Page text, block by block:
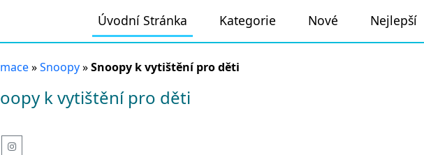
Úvodní Stránka Kategorie Nové Nejlepší
»Snoopy»Snoopy k vytištění pro děti
k vytištění pro děti